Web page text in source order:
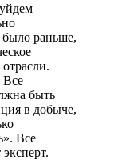
было раньше,
Все
быть
в добыче,
Все